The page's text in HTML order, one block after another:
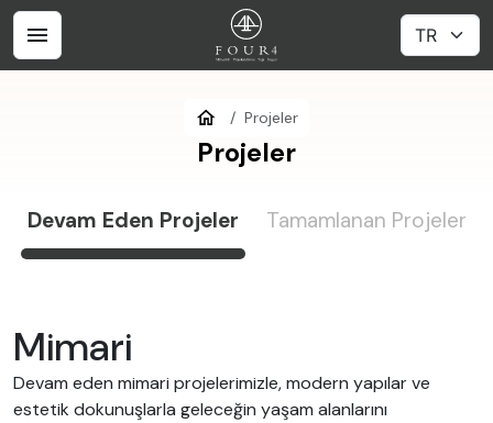
Projeler
Projeler
Devam Eden Projeler Tamamlanan Projeler
Mimari
Devam eden mimari projelerimizle, modern yapılar ve
estetik dokunuşlarla geleceğin yaşam alanlarını